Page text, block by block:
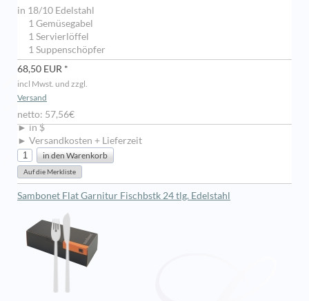
in 18/10 Edelstahl
1 Gemüsegabel
1 Servierlöffel
1 Suppenschöpfer
68,50 EUR *
incl Mwst. und zzgl.
Versand
netto: 57,56€
► in $
► Versandkosten + Lieferzeit
Sambonet Flat Garnitur Fischbstk 24 tlg. Edelstahl